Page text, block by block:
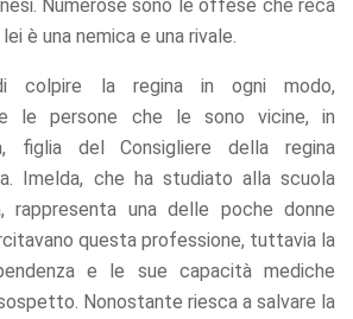
Numerose sono le offese che reca
è una nemica e una rivale.
colpire la regina in ogni modo,
le persone che le sono vicine, in
figlia del Consigliere della regina
Imelda, che ha studiato alla scuola
rappresenta una delle poche donne
questa professione, tuttavia la
e le sue capacità mediche
Nonostante riesca a salvare la